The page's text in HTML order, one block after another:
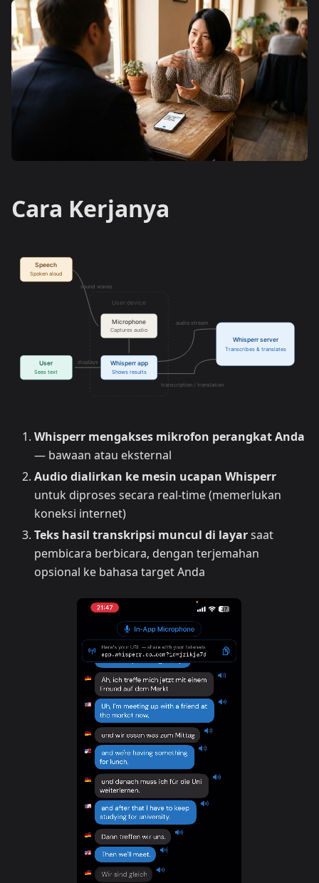
Cara Kerjanya
Whisperr mengakses mikrofon perangkat Anda
— bawaan atau eksternal
Audio dialirkan ke mesin ucapan Whisperr
untuk diproses secara real-time (memerlukan
koneksi internet)
Teks hasil transkripsi muncul di layarsaat
pembicara berbicara, dengan terjemahan
opsional ke bahasa target Anda